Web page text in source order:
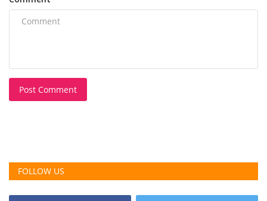
Post Comment
FOLLOW US